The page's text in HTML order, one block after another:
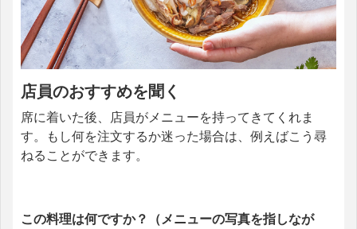
店員のおすすめを聞く
席に着いた後、店員がメニューを持ってきてくれま
す。もし何を注文するか迷った場合は、例えばこう尋
ねることができます。
この料理は何ですか？（メニューの写真を指しなが